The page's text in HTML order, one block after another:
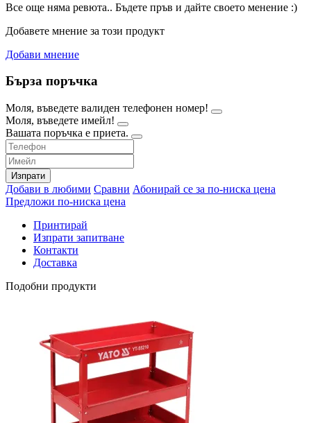
Все още няма ревюта.. Бъдете пръв и дайте своето менение :)
Добавете мнение за този продукт
Добави мнение
Бърза поръчка
Моля, въведете валиден телефонен номер!
Моля, въведете имейл!
Вашата поръчка е приета.
Изпрати
Добави в любими Сравни Абонирай се за по-ниска цена
Предложи по-ниска цена
Принтирай
Изпрати запитване
Контакти
Доставка
Подобни продукти